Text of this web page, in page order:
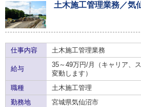
土木施工管理業務／気
仕事内容 土木施工管理業務
給与
35～49万円/月（キャリア、
変動します）
職種
土木施工管理
勤務地
宮城県気仙沼市